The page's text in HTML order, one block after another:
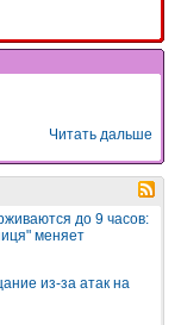
Читать дальше
до 9 часов:
меняет
из-за атак на